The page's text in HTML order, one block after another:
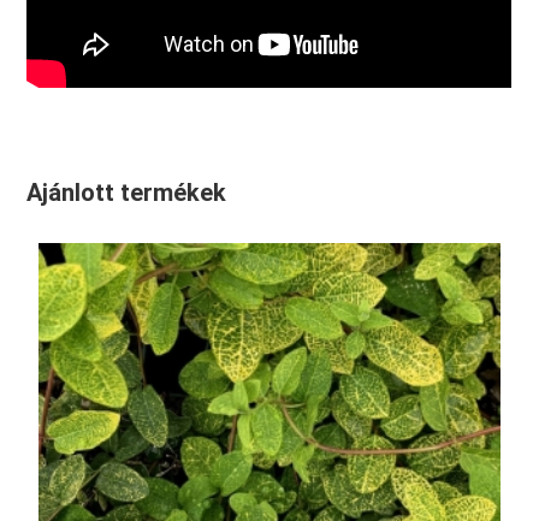
Ajánlott termékek